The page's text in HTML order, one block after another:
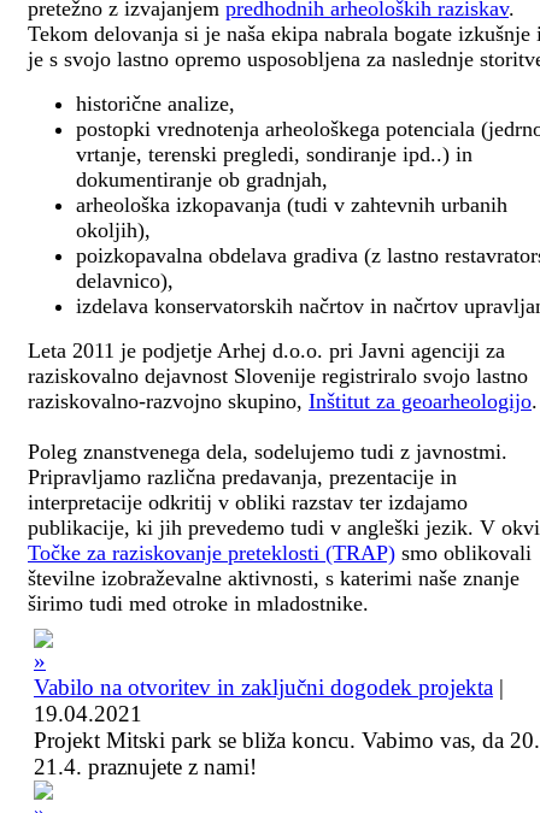
pretežno z izvajanjem predhodnih arheoloških raziskav.
Tekom delovanja si je naša ekipa nabrala bogate izkušnje
je s svojo lastno opremo usposobljena za naslednje
historične analize,
postopki vrednotenja arheološkega potenciala
vrtanje, terenski pregledi, sondiranje ipd..) in
dokumentiranje ob gradnjah,
arheološka izkopavanja (tudi v zahtevnih urbanih
okoljih),
poizkopavalna obdelava gradiva (z lastno
delavnico),
izdelava konservatorskih načrtov in načrtov
Leta 2011 je podjetje Arhej d.o.o. pri Javni agenciji za
raziskovalno dejavnost Slovenije registriralo svojo lastno
raziskovalno-razvojno skupino, Inštitut za geoarheologijo.
Poleg znanstvenega dela, sodelujemo tudi z javnostmi.
Pripravljamo različna predavanja, prezentacije in
interpretacije odkritij v obliki razstav ter izdajamo
publikacije, ki jih prevedemo tudi v angleški jezik. V
Točke za raziskovanje preteklosti (TRAP) smo oblikovali
številne izobraževalne aktivnosti, s katerimi naše znanje
širimo tudi med otroke in mladostnike.
Vabilo na otvoritev in zaključni dogodek projekta |
19.04.2021
Projekt Mitski park se bliža koncu. Vabimo vas, da
21.4. praznujete z nami!